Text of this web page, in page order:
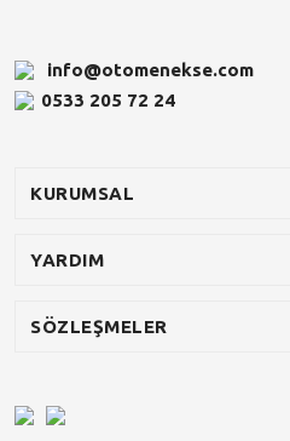
info@otomenekse.com
0533 205 72 24
KURUMSAL
YARDIM
SÖZLEŞMELER